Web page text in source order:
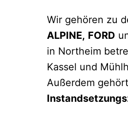
Wir gehören zu
ALPINE, FORD
in Northeim
Kassel und
Außerdem